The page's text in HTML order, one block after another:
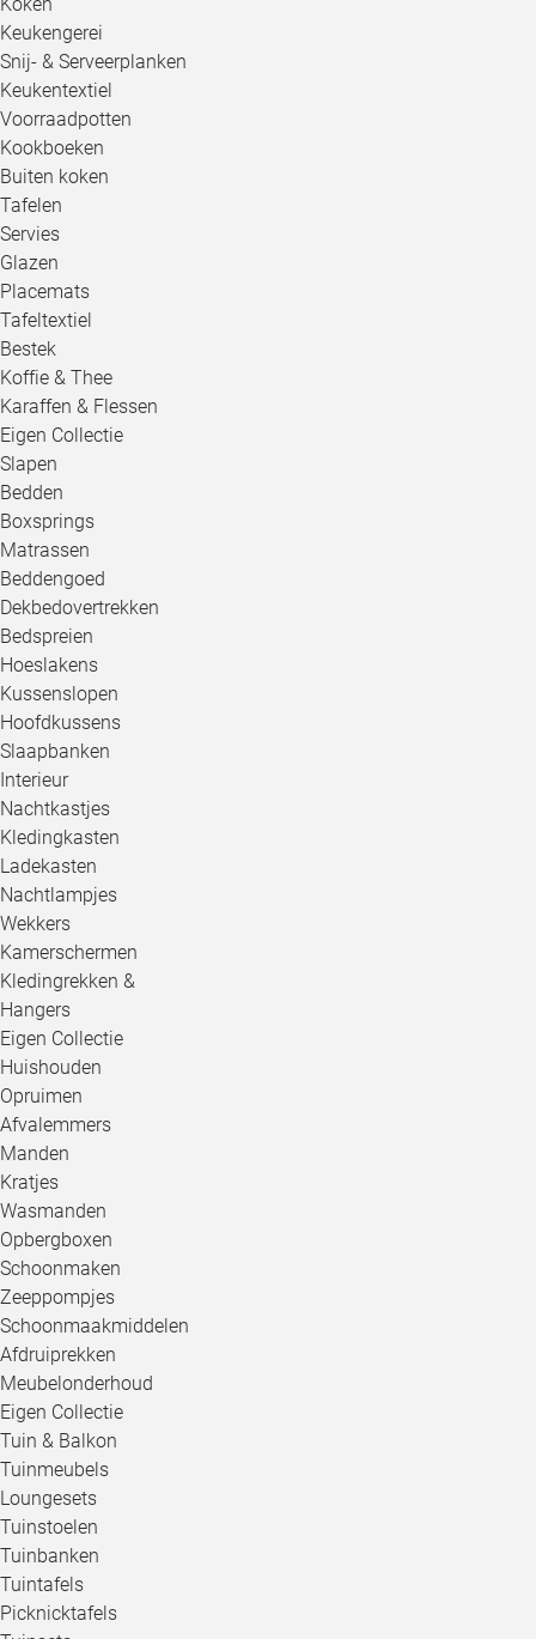
Keukengerei
Snij- & Serveerplanken
Keukentextiel
Voorraadpotten
Kookboeken
Buiten koken
Tafelen
Servies
Glazen
Placemats
Tafeltextiel
Bestek
Koffie & Thee
Karaffen & Flessen
Eigen Collectie
Slapen
Bedden
Boxsprings
Matrassen
Beddengoed
Dekbedovertrekken
Bedspreien
Hoeslakens
Kussenslopen
Hoofdkussens
Slaapbanken
Interieur
Nachtkastjes
Kledingkasten
Ladekasten
Nachtlampjes
Wekkers
Kamerschermen
Kledingrekken &
Hangers
Eigen Collectie
Huishouden
Opruimen
Afvalemmers
Manden
Kratjes
Wasmanden
Opbergboxen
Schoonmaken
Zeeppompjes
Schoonmaakmiddelen
Afdruiprekken
Meubelonderhoud
Eigen Collectie
Tuin & Balkon
Tuinmeubels
Loungesets
Tuinstoelen
Tuinbanken
Tuintafels
Picknicktafels